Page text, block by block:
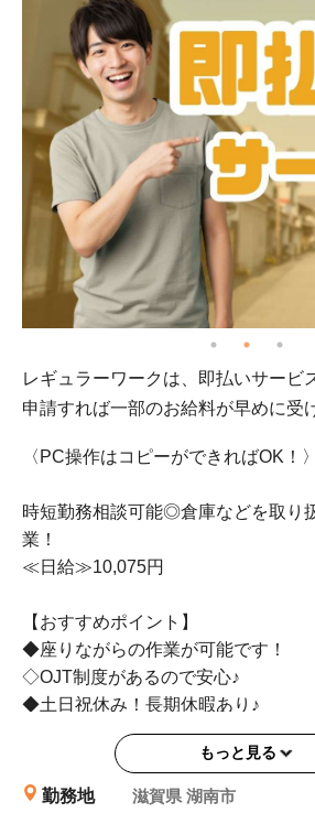
レギュラーワークは、即払いサービ
申請すれば一部のお給料が早めに受
〈PC操作はコピーができればOK！〉
時短勤務相談可能◎倉庫などを取り
業！
≪日給≫10,075円
【おすすめポイント】
◆座りながらの作業が可能です！
◇OJT制度があるので安心♪
◆土日祝休み！長期休暇あり♪
◇時短勤務も相談OK
◆制服貸与あります！
◇カンタンな入力など♪
もっと見る
勤務地 滋賀県 湖南市